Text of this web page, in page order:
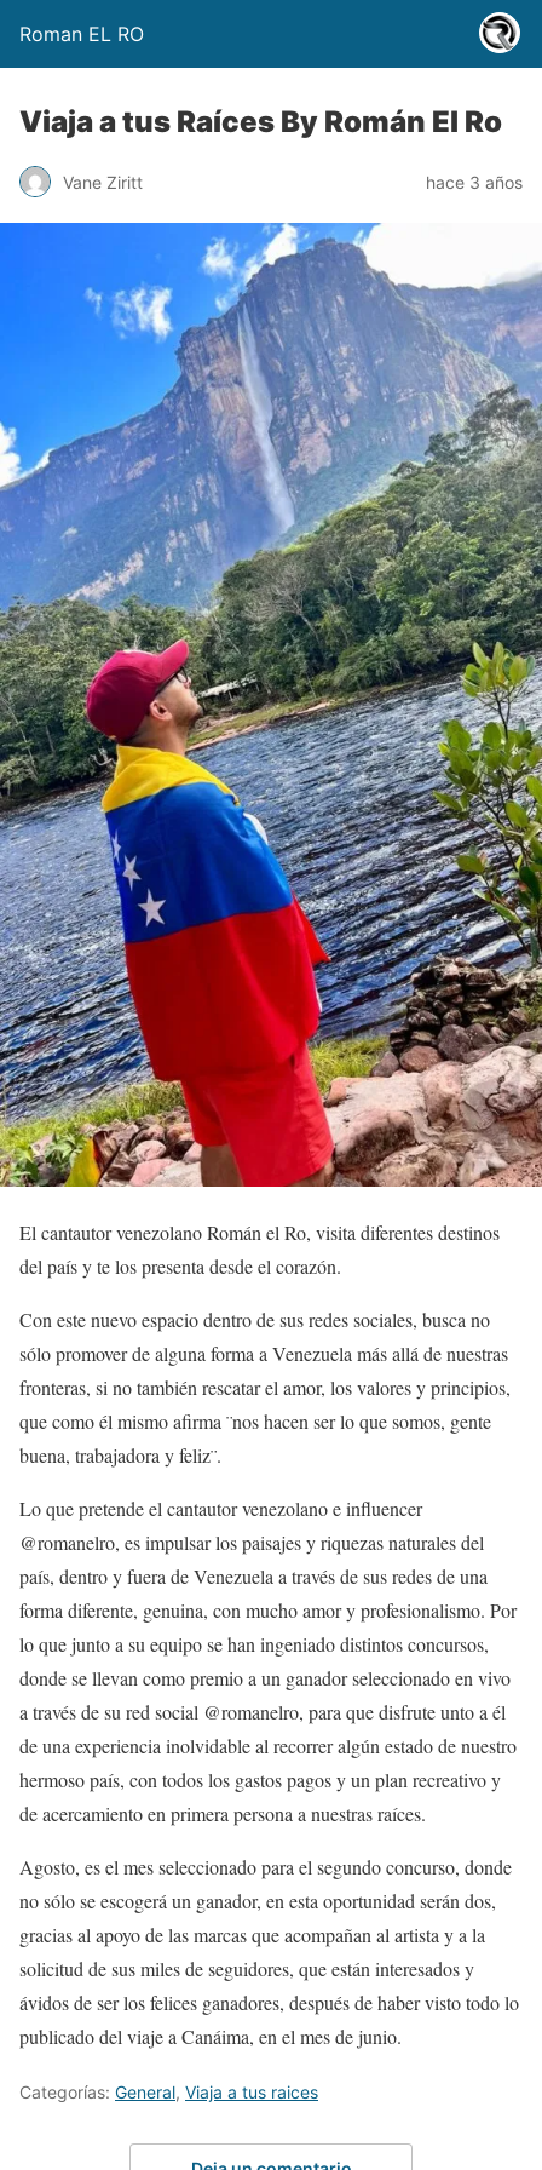
Roman EL RO
Viaja a tus Raíces By Román El Ro
Vane Ziritt hace 3 años
El cantautor venezolano Román el Ro, visita diferentes destinos
del país y te los presenta desde el corazón.
Con este nuevo espacio dentro de sus redes sociales, busca no
sólo promover de alguna forma a Venezuela más allá de nuestras
fronteras, si no también rescatar el amor, los valores y principios,
que como él mismo afirma ¨nos hacen ser lo que somos, gente
buena, trabajadora y feliz¨.
Lo que pretende el cantautor venezolano e influencer
@romanelro, es impulsar los paisajes y riquezas naturales del
país, dentro y fuera de Venezuela a través de sus redes de una
forma diferente, genuina, con mucho amor y profesionalismo. Por
lo que junto a su equipo se han ingeniado distintos concursos,
donde se llevan como premio a un ganador seleccionado en vivo
a través de su red social @romanelro, para que disfrute unto a él
de una experiencia inolvidable al recorrer algún estado de nuestro
hermoso país, con todos los gastos pagos y un plan recreativo y
de acercamiento en primera persona a nuestras raíces.
Agosto, es el mes seleccionado para el segundo concurso, donde
no sólo se escogerá un ganador, en esta oportunidad serán dos,
gracias al apoyo de las marcas que acompañan al artista y a la
solicitud de sus miles de seguidores, que están interesados y
ávidos de ser los felices ganadores, después de haber visto todo lo
publicado del viaje a Canáima, en el mes de junio.
Categorías: General, Viaja a tus raices